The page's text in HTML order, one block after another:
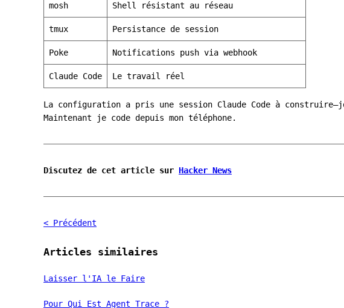
mosh Shell résistant au réseau
tmux Persistance de session
Poke Notifications push via webhook
Claude Code Le travail réel
La configuration a pris une session Claude Code à
Maintenant je code depuis mon téléphone.
Discutez de cet article sur Hacker News
< Précédent
Articles similaires
Laisser l'IA le Faire
Pour Qui Est Agent Trace ?